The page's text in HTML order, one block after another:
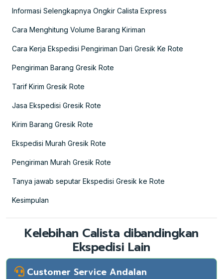
Informasi Selengkapnya Ongkir Calista Express
Cara Menghitung Volume Barang Kiriman
Cara Kerja Ekspedisi Pengiriman Dari Gresik Ke Rote
Pengiriman Barang Gresik Rote
Tarif Kirim Gresik Rote
Jasa Ekspedisi Gresik Rote
Kirim Barang Gresik Rote
Ekspedisi Murah Gresik Rote
Pengiriman Murah Gresik Rote
Tanya jawab seputar Ekspedisi Gresik ke Rote
Kesimpulan
Kelebihan Calista dibandingkan
Ekspedisi Lain
Customer Service Andalan